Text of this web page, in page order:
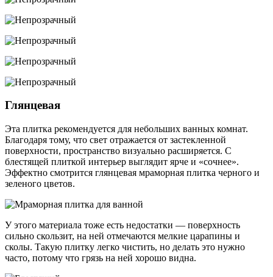
Глянцевая
Эта плитка рекомендуется для небольших ванных комнат.
Благодаря тому, что свет отражается от застекленной
поверхности, пространство визуально расширяется. С
блестящей плиткой интерьер выглядит ярче и «сочнее».
Эффектно смотрится глянцевая мраморная плитка черного и
зеленого цветов.
У этого материала тоже есть недостатки — поверхность
сильно скользит, на ней отмечаются мелкие царапины и
сколы. Такую плитку легко чистить, но делать это нужно
часто, потому что грязь на ней хорошо видна.